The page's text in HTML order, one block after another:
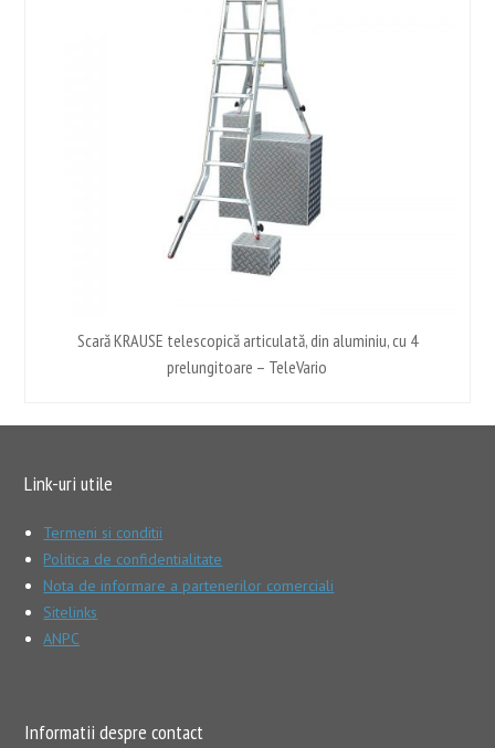
Scară KRAUSE telescopică articulată, din aluminiu, cu 4
prelungitoare – TeleVario
Link-uri utile
Termeni si conditii
Politica de confidentialitate
Nota de informare a partenerilor comerciali
Sitelinks
ANPC
Informatii despre contact